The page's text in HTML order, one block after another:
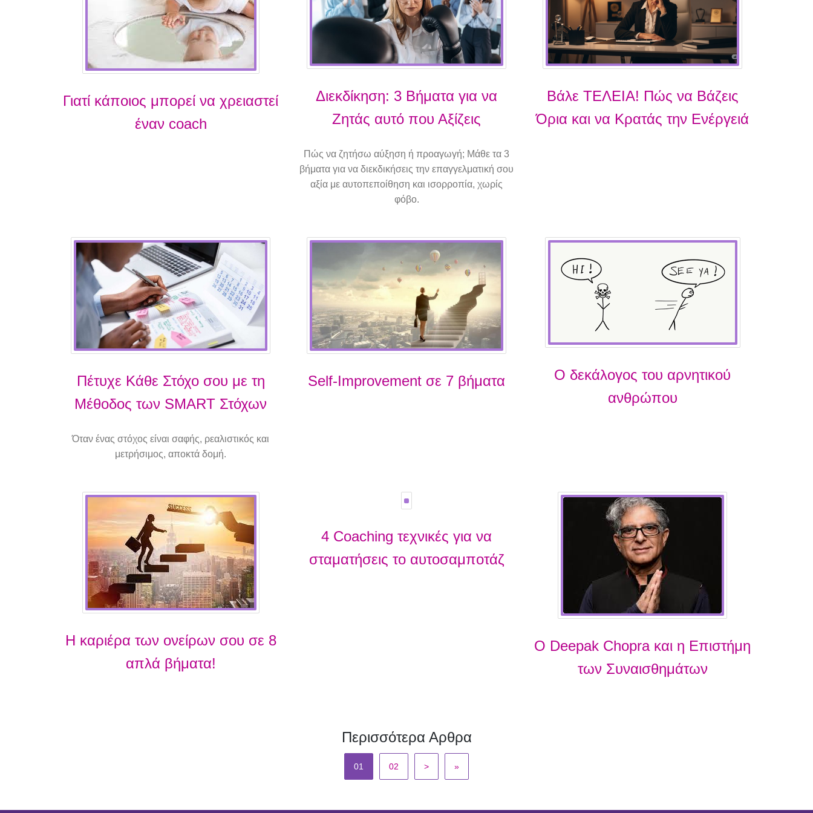
Γιατί κάποιος μπορεί να χρειαστεί
έναν coach
Διεκδίκηση: 3 Βήματα για να
Ζητάς αυτό που Αξίζεις
Πώς να ζητήσω αύξηση ή προαγωγή; Μάθε τα 3
βήματα για να διεκδικήσεις την επαγγελματική σου
αξία με αυτοπεποίθηση και ισορροπία, χωρίς
φόβο.
Βάλε ΤΕΛΕΙΑ! Πώς να Βάζεις
Όρια και να Κρατάς την Ενέργειά
Πέτυχε Κάθε Στόχο σου με τη
Μέθοδος των SMART Στόχων
Όταν ένας στόχος είναι σαφής, ρεαλιστικός και
μετρήσιμος, αποκτά δομή.
Self-Improvement σε 7 βήματα
Ο δεκάλογος του αρνητικού
ανθρώπου
Η καριέρα των ονείρων σου σε 8
απλά βήματα!
4 Coaching τεχνικές για να
σταματήσεις το αυτοσαμποτάζ
Ο Deepak Chopra και η Επιστήμη
των Συναισθημάτων
Περισσότερα Αρθρα
01 02 > »